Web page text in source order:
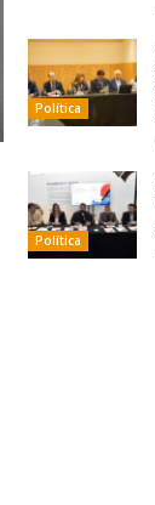
Política
Política